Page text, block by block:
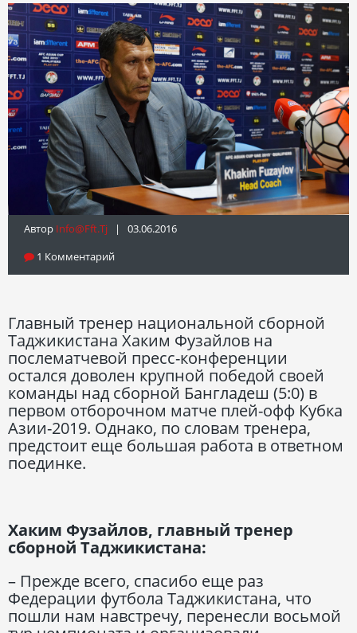
Автор Info@fft.tj | 03.06.2016
1 Комментарий
Главный тренер национальной сборной
Таджикистана Хаким Фузайлов на
послематчевой пресс-конференции
остался доволен крупной победой своей
команды над сборной Бангладеш (5:0) в
первом отборочном матче плей-офф Кубка
Азии-2019. Однако, по словам тренера,
предстоит еще большая работа в ответном
поединке.
Хаким Фузайлов, главный тренер
сборной Таджикистана:
– Прежде всего, спасибо еще раз
Федерации футбола Таджикистана, что
пошли нам навстречу, перенесли восьмой